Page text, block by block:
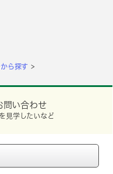
ら探す
問い合わせ
見学したいなど